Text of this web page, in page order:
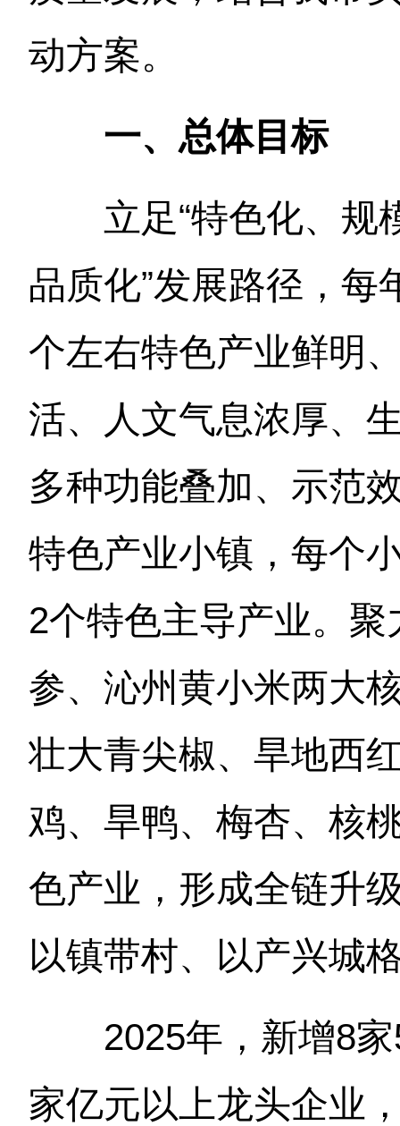
动方案。
一、总体目标
立足“特色化、规
品质化”发展路径，每
个左右特色产业鲜明
活、人文气息浓厚、
多种功能叠加、示范
特色产业小镇，每个
2个特色主导产业。聚
参、沁州黄小米两大
壮大青尖椒、旱地西
鸡、旱鸭、梅杏、核
色产业，形成全链升
以镇带村、以产兴城
2025年，新增8
家亿元以上龙头企业